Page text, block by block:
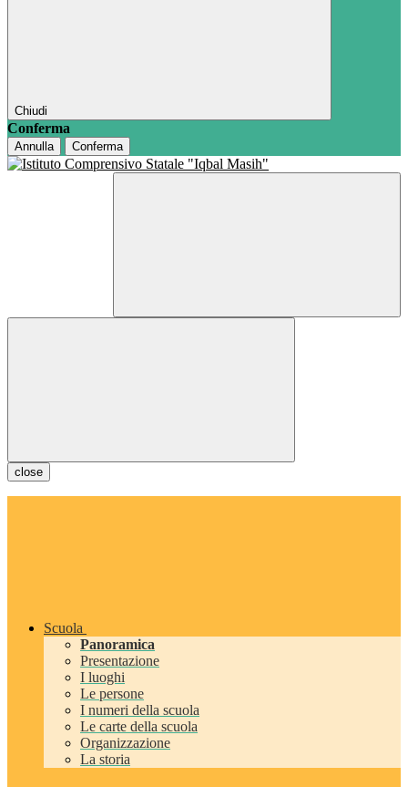
Chiudi
Conferma
Annulla Conferma
close
Scuola
Panoramica
Presentazione
I luoghi
Le persone
I numeri della scuola
Le carte della scuola
Organizzazione
La storia